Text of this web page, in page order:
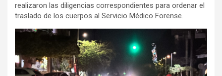
realizaron las diligencias correspondientes para ordenar el
traslado de los cuerpos al Servicio Médico Forense.